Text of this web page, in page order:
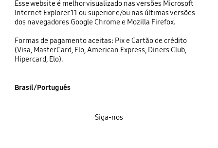
Esse website é melhor visualizado nas versões Microsoft
Internet Explorer 11 ou superior e/ou nas últimas versões
dos navegadores Google Chrome e Mozilla Firefox.
Formas de pagamento aceitas: Pix e Cartão de crédito
(Visa, MasterCard, Elo, American Express, Diners Club,
Hipercard, Elo).
Brasil/Português
Siga-nos